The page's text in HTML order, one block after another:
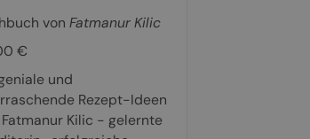
von Fatmanur Kilic
€
und
Rezept-Ideen
Kilic - gelernte